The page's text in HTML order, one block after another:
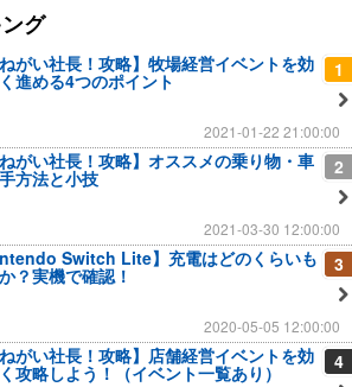
グ
1
ねがい社長！攻略】牧場経営イベントを効
進める4つのポイント
2021-01-22 21:00:00
2
ねがい社長！攻略】オススメの乗り物・車
方法と小技
2021-03-30 12:00:00
3
Switch Lite】充電はどのくらいも
？実機で確認！
2020-05-05 12:00:00
4
ねがい社長！攻略】店舗経営イベントを効
攻略しよう！（イベント一覧あり）